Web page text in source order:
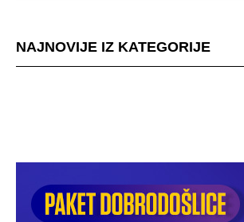
NAJNOVIJE IZ KATEGORIJE